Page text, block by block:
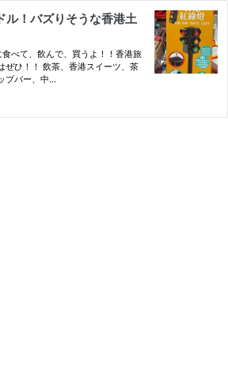
ル！バズりそうな香港土
べて、飲んで、買うよ！！香港旅
ぜひ！！ 飲茶、香港スイーツ、茶
プバー、中…